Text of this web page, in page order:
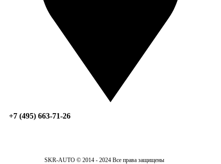
+7 (495) 663-71-26
SKR-AUTO © 2014 - 2024 Все права защищены